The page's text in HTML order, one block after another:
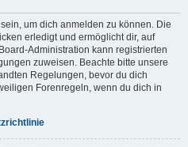
um dich anmelden zu können. Die
erledigt und ermöglicht dir, auf
Administration kann registrierten
zuweisen. Beachte bitte unsere
Regelungen, bevor du dich
Forenregeln, wenn du dich in